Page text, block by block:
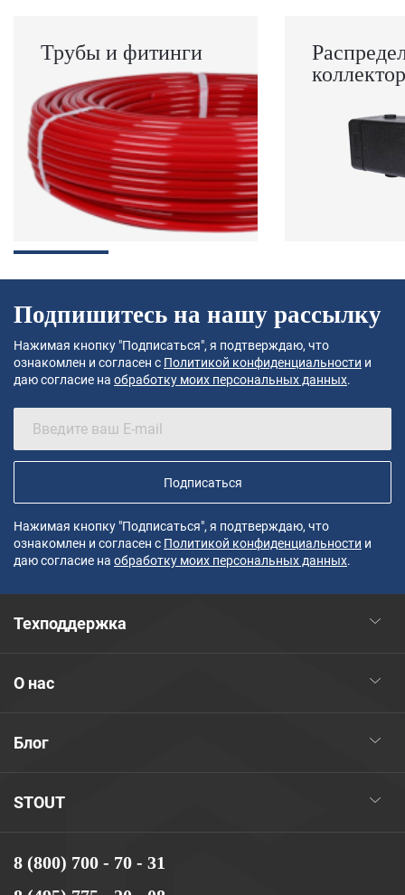
Трубы и фитинги
Подпишитесь на нашу рассылку
Нажимая кнопку "Подписаться", я подтверждаю, что
ознакомлен и согласен с Политикой конфиденциальности и
даю согласие на обработку моих персональных данных.
Подписаться
Нажимая кнопку "Подписаться", я подтверждаю, что
ознакомлен и согласен с Политикой конфиденциальности и
даю согласие на обработку моих персональных данных.
8 (800) 700 - 70 - 31
STOUT
Блог
О нас
Техподдержка